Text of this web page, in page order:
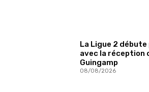
La Ligue 2 débute
avec la réception
Guingamp
08/08/2026